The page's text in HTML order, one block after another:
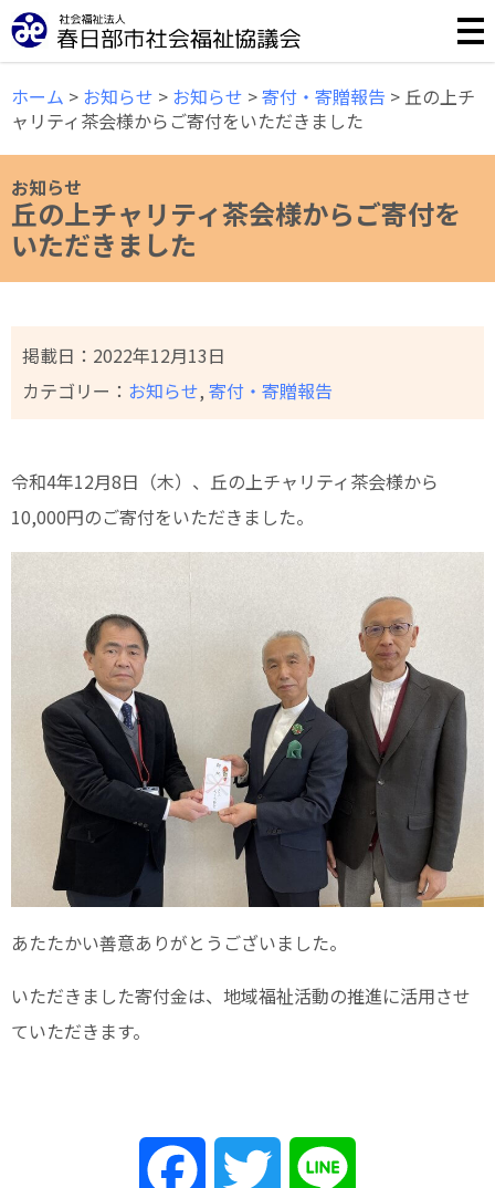
誰もが安心して暮らせる福祉のまちづくりのために様々な
ホーム > お知らせ > お知らせ >寄付・寄贈報告 > 丘の上チ
ャリティ茶会様からご寄付をいただきました
お知らせ
丘の上チャリティ茶会様からご寄付を
いただきました
掲載日： 2022年12月13日
カテゴリー： お知らせ, 寄付・寄贈報告
令和4年12月8日（木）、丘の上チャリティ茶会様から
10,000円のご寄付をいただきました。
あたたかい善意ありがとうございました。
いただきました寄付金は、地域福祉活動の推進に活用させ
ていただきます。
Facebook Twitter